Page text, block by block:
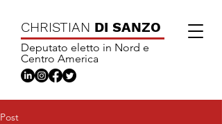
CHRISTIAN DI SANZO
Deputato eletto in Nord e
Centro America
Post